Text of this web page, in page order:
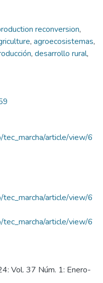
reconversion,
, agroecosistemas,
, desarrollo rural,
tec_marcha/article/view/6
tec_marcha/article/view/6
tec_marcha/article/view/6
Vol. 37 Núm. 1: Enero-